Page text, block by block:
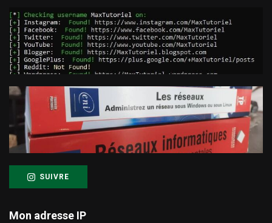
SUIVRE
Mon adresse IP